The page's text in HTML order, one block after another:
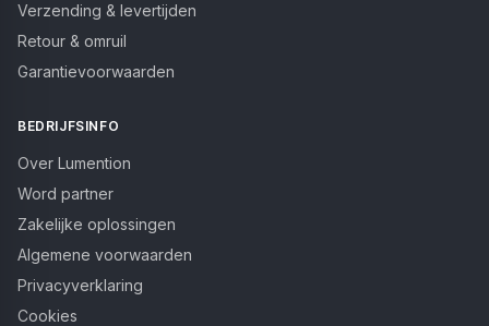
Verzending & levertijden
Retour & omruil
Garantievoorwaarden
BEDRIJFSINFO
Over Lumention
Word partner
Zakelijke oplossingen
Algemene voorwaarden
Privacyverklaring
Cookies